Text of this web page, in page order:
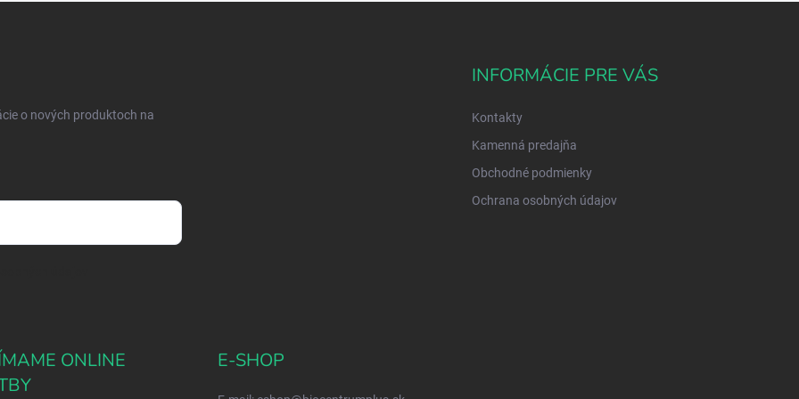
o nových produktoch na
INFORMÁCIE PRE VÁS
Kontakty
Kamenná predajňa
Obchodné podmienky
Ochrana osobných údajov
ONLINE
E-SHOP